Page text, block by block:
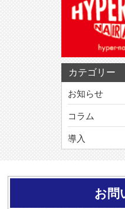
カテゴリー
お知らせ
コラム
導入
お問